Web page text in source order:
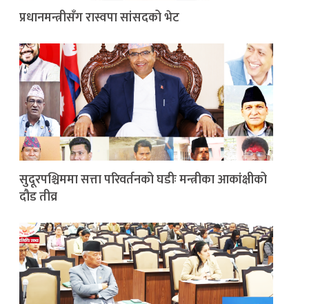
प्रधानमन्त्रीसँग रास्वपा सांसदको भेट
सुदूरपश्चिममा सत्ता परिवर्तनको घडीः मन्त्रीका आकांक्षीको
दौड तीव्र